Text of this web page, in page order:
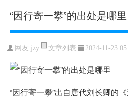
“因行寄一攀”的出处是哪里
网友:jzy 文章列表 2024-11-23
“因行寄一攀”出自唐代刘长卿的